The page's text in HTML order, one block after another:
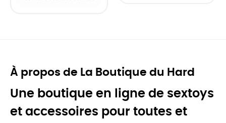
À propos de La Boutique du Hard
Une boutique en ligne de sextoys
et accessoires pour toutes et